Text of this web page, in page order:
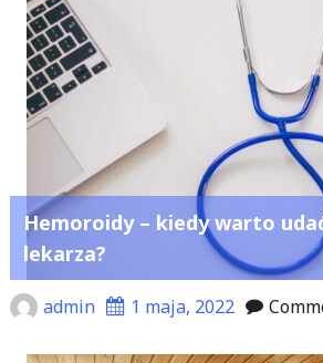
Hemoroidy – kiedy warto
lekarza?
admin 1 maja, 2022